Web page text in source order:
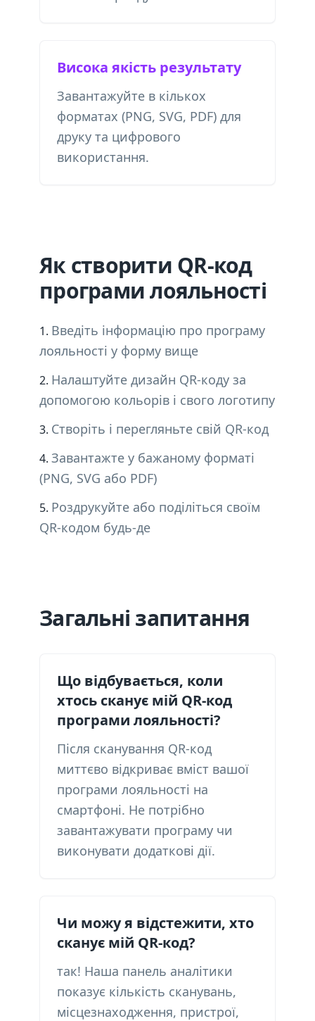
Висока якість результату
Завантажуйте в кількох
форматах (PNG, SVG, PDF) для
друку та цифрового
використання.
Як створити QR-код
програми лояльності
Введіть інформацію про програму
лояльності у форму вище
Налаштуйте дизайн QR-коду за
допомогою кольорів і свого логотипу
Створіть і перегляньте свій QR-код
Завантажте у бажаному форматі
(PNG, SVG або PDF)
Роздрукуйте або поділіться своїм
QR-кодом будь-де
Загальні запитання
Що відбувається, коли
хтось сканує мій QR-код
програми лояльності?
Після сканування QR-код
миттєво відкриває вміст вашої
програми лояльності на
смартфоні. Не потрібно
завантажувати програму чи
виконувати додаткові дії.
Чи можу я відстежити, хто
сканує мій QR-код?
так! Наша панель аналітики
показує кількість сканувань,
місцезнаходження, пристрої,